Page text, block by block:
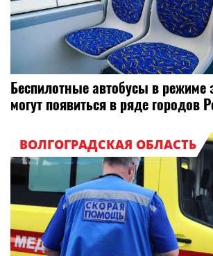
Беспилотные автобусы в режиме
могут появиться в ряде городов
ВОЛГОГРАДСКАЯ ОБЛАСТЬ